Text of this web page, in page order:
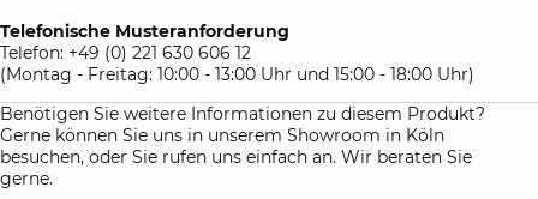
Telefonische Musteranforderung
Telefon: +49 (0) 221 630 606 12
(Montag - Freitag: 10:00 - 13:00 Uhr und 15:00 - 18:00 Uhr)
Benötigen Sie weitere Informationen zu diesem Produkt?
Gerne können Sie uns in unserem Showroom in Köln
besuchen, oder Sie rufen uns einfach an. Wir beraten Sie
gerne.